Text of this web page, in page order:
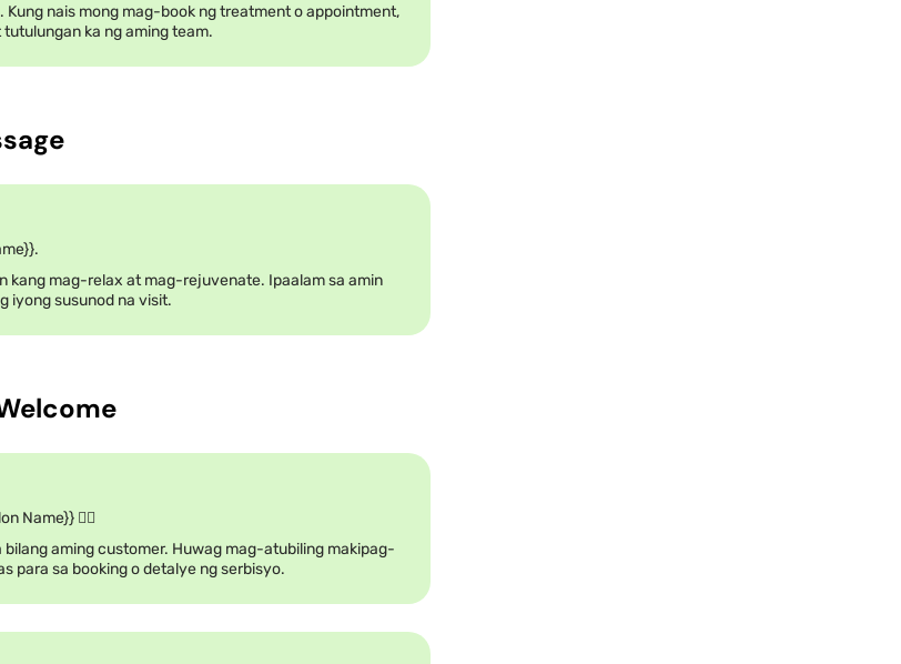
Kung nais mong mag-book ng treatment o appointment,
ka ng aming team.
kang mag-relax at mag-rejuvenate. Ipaalam sa amin
iyong susunod na visit.
Name}} 💇‍♀️
bilang aming customer. Huwag mag-atubiling makipag-
para sa booking o detalye ng serbisyo.